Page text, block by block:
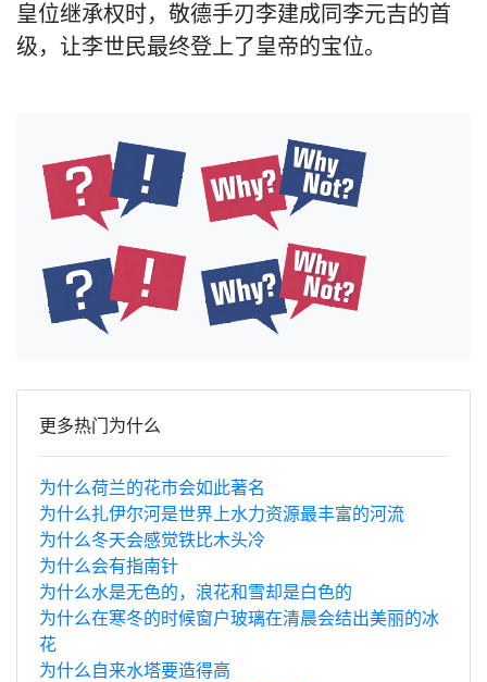
皇位继承权时，敬德手刃李建成同李元吉的首
级，让李世民最终登上了皇帝的宝位。
更多热门为什么
为什么荷兰的花市会如此著名
为什么扎伊尔河是世界上水力资源最丰富的河流
为什么冬天会感觉铁比木头冷
为什么会有指南针
为什么水是无色的，浪花和雪却是白色的
为什么在寒冬的时候窗户玻璃在清晨会结出美丽的冰
花
为什么自来水塔要造得高